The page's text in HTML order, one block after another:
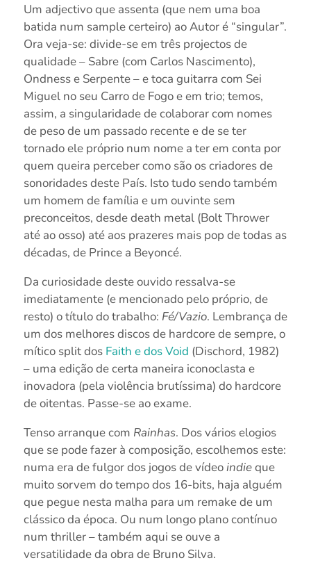
Um adjectivo que assenta (que nem uma boa
batida num sample certeiro) ao Autor é “singular”.
Ora veja-se: divide-se em três projectos de
qualidade – Sabre (com Carlos Nascimento),
Ondness e Serpente – e toca guitarra com Sei
Miguel no seu Carro de Fogo e em trio; temos,
assim, a singularidade de colaborar com nomes
de peso de um passado recente e de se ter
tornado ele próprio num nome a ter em conta por
quem queira perceber como são os criadores de
sonoridades deste País. Isto tudo sendo também
um homem de família e um ouvinte sem
preconceitos, desde death metal (Bolt Thrower
até ao osso) até aos prazeres mais pop de todas as
décadas, de Prince a Beyoncé.
Da curiosidade deste ouvido ressalva-se
imediatamente (e mencionado pelo próprio, de
resto) o título do trabalho: Fé/Vazio. Lembrança de
um dos melhores discos de hardcore de sempre, o
mítico split dos Faith e dos Void (Dischord, 1982)
– uma edição de certa maneira iconoclasta e
inovadora (pela violência brutíssima) do hardcore
de oitentas. Passe-se ao exame.
Tenso arranque com Rainhas. Dos vários elogios
que se pode fazer à composição, escolhemos este:
numa era de fulgor dos jogos de vídeoindieque
muito sorvem do tempo dos 16-bits, haja alguém
que pegue nesta malha para um remake de um
clássico da época. Ou num longo plano contínuo
num thriller – também aqui se ouve a
versatilidade da obra de Bruno Silva.